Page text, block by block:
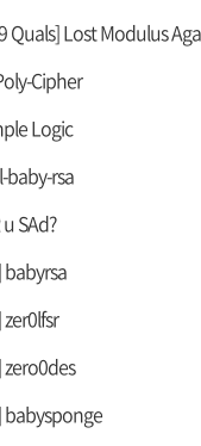
Quals] Lost Modulus
Cipher
Logic
baby-rsa
SAd?
babyrsa
zero0des
babysponge